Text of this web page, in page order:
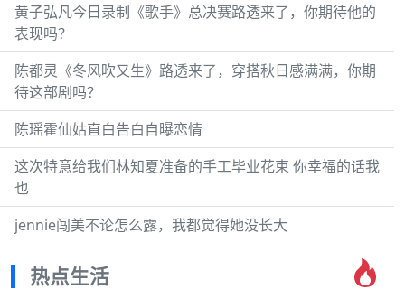
黄子弘凡今日录制《歌手》总决赛路透来了，你期待他的
表现吗？
陈都灵《冬风吹又生》路透来了，穿搭秋日感满满，你期
待这部剧吗？
陈瑶霍仙姑直白告白自曝恋情
这次特意给我们林知夏准备的手工毕业花束 你幸福的话我
也
jennie闯美不论怎么露，我都觉得她没长大
热点生活